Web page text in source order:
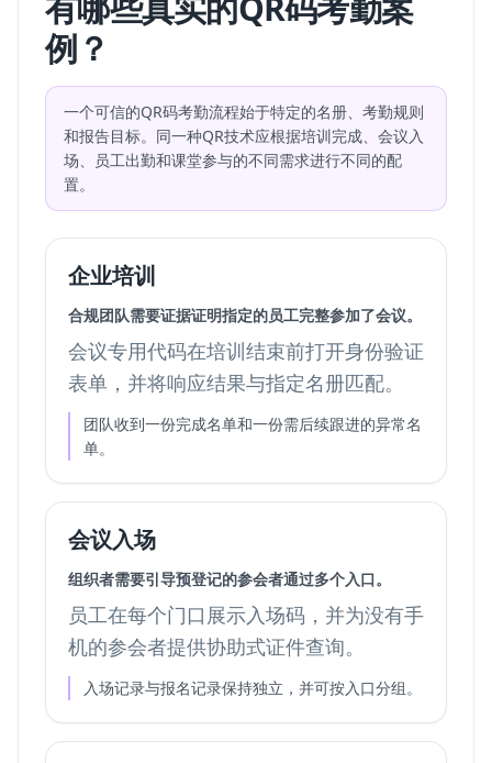
例？
一个可信的QR码考勤流程始于特定的名册、考勤规则
和报告目标。同一种QR技术应根据培训完成、会议入
场、员工出勤和课堂参与的不同需求进行不同的配
置。
企业培训
合规团队需要证据证明指定的员工完整参加了会议。
会议专用代码在培训结束前打开身份验证
表单，并将响应结果与指定名册匹配。
团队收到一份完成名单和一份需后续跟进的异常名
单。
会议入场
组织者需要引导预登记的参会者通过多个入口。
员工在每个门口展示入场码，并为没有手
机的参会者提供协助式证件查询。
入场记录与报名记录保持独立，并可按入口分组。